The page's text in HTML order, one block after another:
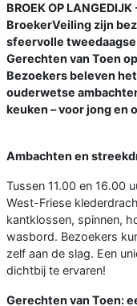
BROEK OP
BroekerVeiling zijn
sfeervolle
Gerechten van Toen
Bezoekers beleven
ouderwetse
keuken – voor jong en
Ambachten en
Tussen 11.00 en 16.00
West-Friese
kantklossen, spinnen,
wasbord. Bezoekers
zelf aan de slag. Een
dichtbij te ervaren!
Gerechten van Toen: